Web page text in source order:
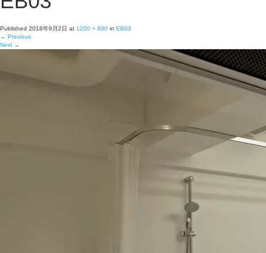
Published 2018年9月2日 at 1200 × 800 in EB03
← Previous
Next →